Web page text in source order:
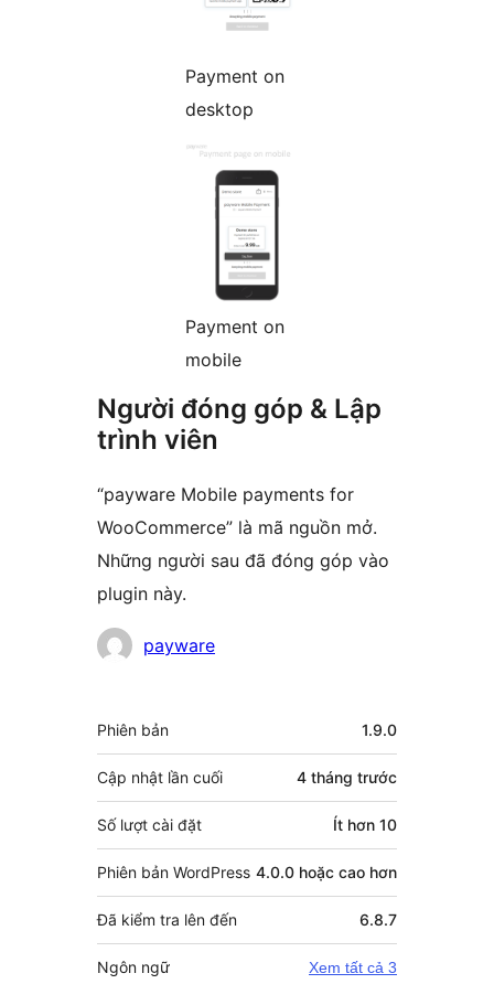
Payment on
desktop
Payment on
mobile
Người đóng góp & Lập
trình viên
“payware Mobile payments for
WooCommerce” là mã nguồn mở.
Những người sau đã đóng góp vào
plugin này.
Những
góp
payware
Meta
Phiên bản 1.9.0
Cập nhật lần cuối 4 tháng trước
Số lượt cài đặt Ít hơn 10
Phiên bản WordPress 4.0.0 hoặc cao hơn
Đã kiểm tra lên đến 6.8.7
Ngôn ngữ Xem tất cả 3